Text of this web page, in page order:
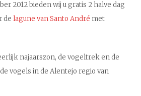
2012 bieden wij u gratis 2 halve dag
de lagune van Santo André met
najaarszon, de vogeltrek en de
vogels in de Alentejo regio van